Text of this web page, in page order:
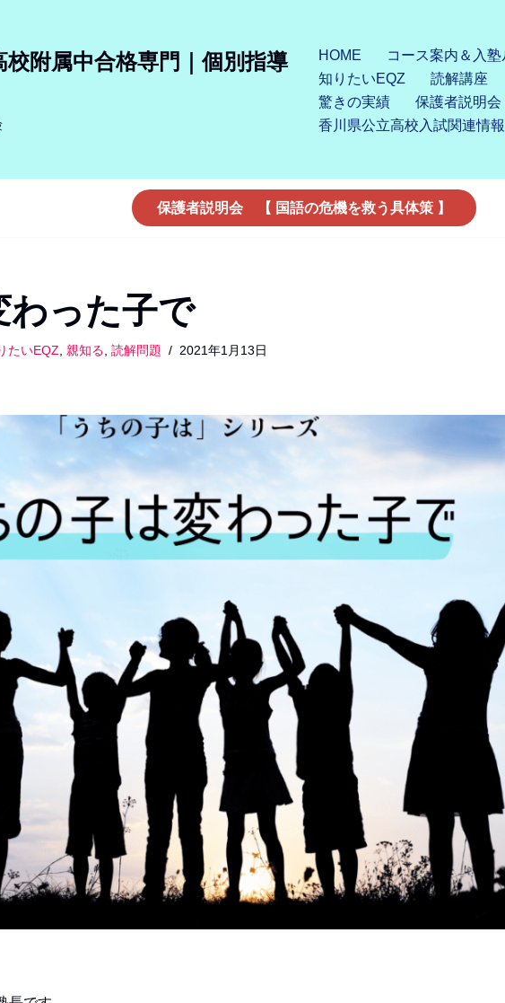
附属中合格専門｜個別指導
HOME
コース案内＆入
知りたいEQZ
読解講座
驚きの実績
保護者説明
香川県公立高校入試関連情報
保護者説明会 【 国語の危機を救う具体策 】
わった子で
たいEQZ 親知る 読解問題 2021年1月13日